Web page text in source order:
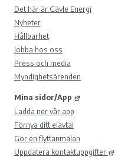
Det här är Gävle Energi
Nyheter
Hållbarhet
Jobba hos oss
Press och media
Myndighetsärenden
Mina sidor/App
Ladda ner vår app
Förnya ditt elavtal
Gör en flyttanmälan
Uppdatera kontaktuppgifter